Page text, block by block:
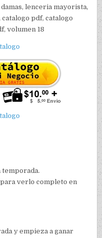
lenceria mayorista,
pdf, catalogo
volumen 18
temporada.
para verlo completo en
y empieza a ganar